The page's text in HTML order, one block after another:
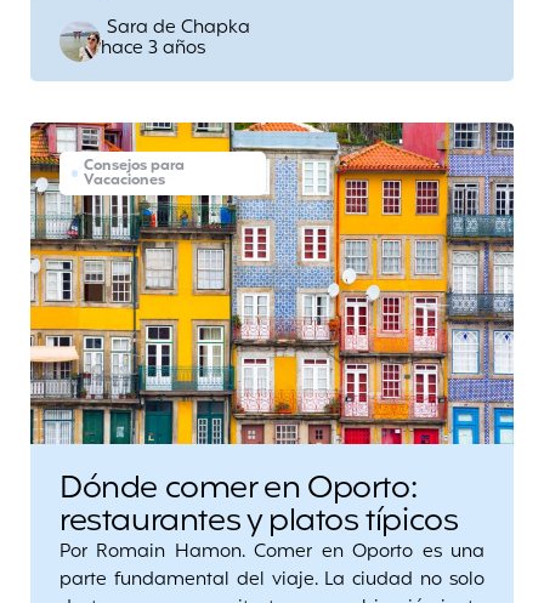
Posted
by
Sara de Chapka
hace 3 años
Consejos para
Vacaciones
Dónde comer en Oporto:
restaurantes y platos típicos
Por Romain Hamon. Comer en Oporto es una
parte fundamental del viaje. La ciudad no solo